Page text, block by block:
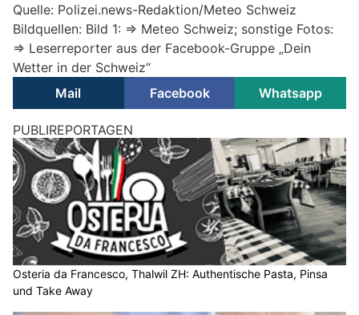
Quelle: Polizei.news-Redaktion/Meteo Schweiz
Bildquellen: Bild 1: => Meteo Schweiz; sonstige Fotos:
=> Leserreporter aus der Facebook-Gruppe „Dein
Wetter in der Schweiz“
Mail
Facebook Whatsapp
Wetter am Sonntag, 02.08.2026: Viel Sonne,
später einzelne Gewitter
03.08.26 VON BELMEDIA REDAKTION
Der Alpenraum liegt heute am Südrand eines Hochs über
Deutschland in einer schwachen Bisenströmung. In der
Höhe wird aus Südwesten labil geschichtete und heisse Luft
zur Schweiz geführt.
Die Gewitterneigung ist zunächst nur über den Alpen erhöht.
Am Montag und Dienstag wird die Luftmasse aus Südwesten